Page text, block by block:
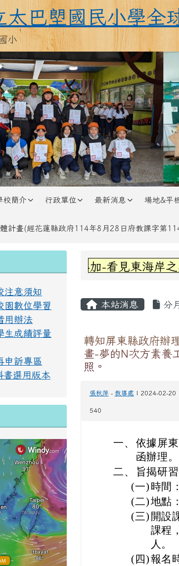
塱國民小學全球資
太巴塱國民小學全
小
校簡介 行政單位 最新消息 場地&平
計畫(經花蓮縣政府114年8月28日府教課字第
容
注意須知
園數位學習
用辦法
生成績評量
申訴專區
書選用版本
上中區域內容
凱萱參加-看見東海岸之美繪
主內容區域
本站消息 分
轉知屏東縣政府辦
畫-夢的N次方素養
照。
張秋萍- 教導處 | 2024-02-20 |
540
一、
依據屏
函辦理。
二、
旨揭研
(一) 時間
(二)地點
(三) 開設
課程
人。
(四)報名